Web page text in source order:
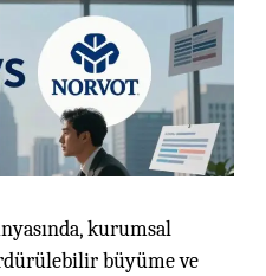
kurumsal
büyüme ve